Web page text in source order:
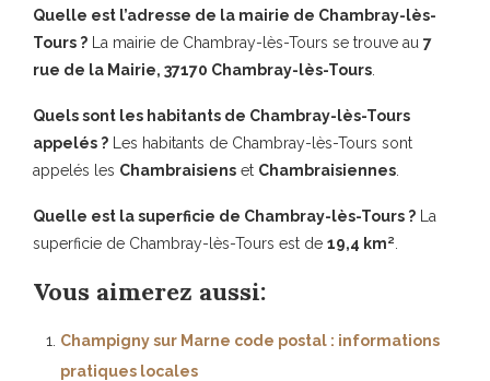
Quelle est l’adresse de la mairie de Chambray-lès-
Tours ? La mairie de Chambray-lès-Tours se trouve au 7
rue de la Mairie, 37170 Chambray-lès-Tours
Quels sont les habitants de Chambray-lès-Tours
appelés ? Les habitants de Chambray-lès-Tours sont
appelés les Chambraisiens et Chambraisiennes
Quelle est la superficie de Chambray-lès-Tours ? La
superficie de Chambray-lès-Tours est de 19,4 km²
Vous aimerez aussi:
Champigny sur Marne code postal : informations
pratiques locales